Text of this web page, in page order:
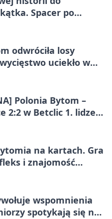
Spacer po
odwróciła losy
uciekło w
Polonia Bytom –
2:2 w Betclic 1. lidze.
na kartach. Gra
i znajomość
wspomnienia
spotykają się na